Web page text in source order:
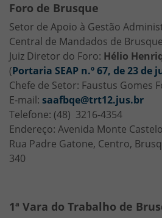
Foro de Brusque
Setor de Apoio à Gestão
Central de Mandados de Brusque
Juiz Diretor do Foro: Hélio
(Portaria SEAP n.º 67, de 23 de
Chefe de Setor: Faustus Gomes
E-mail: saafbqe@trt12.jus.br
Telefone: (48) 3216-4354
Endereço: Avenida Monte
Rua Padre Gatone, Centro,
340
1ª Vara do Trabalho de